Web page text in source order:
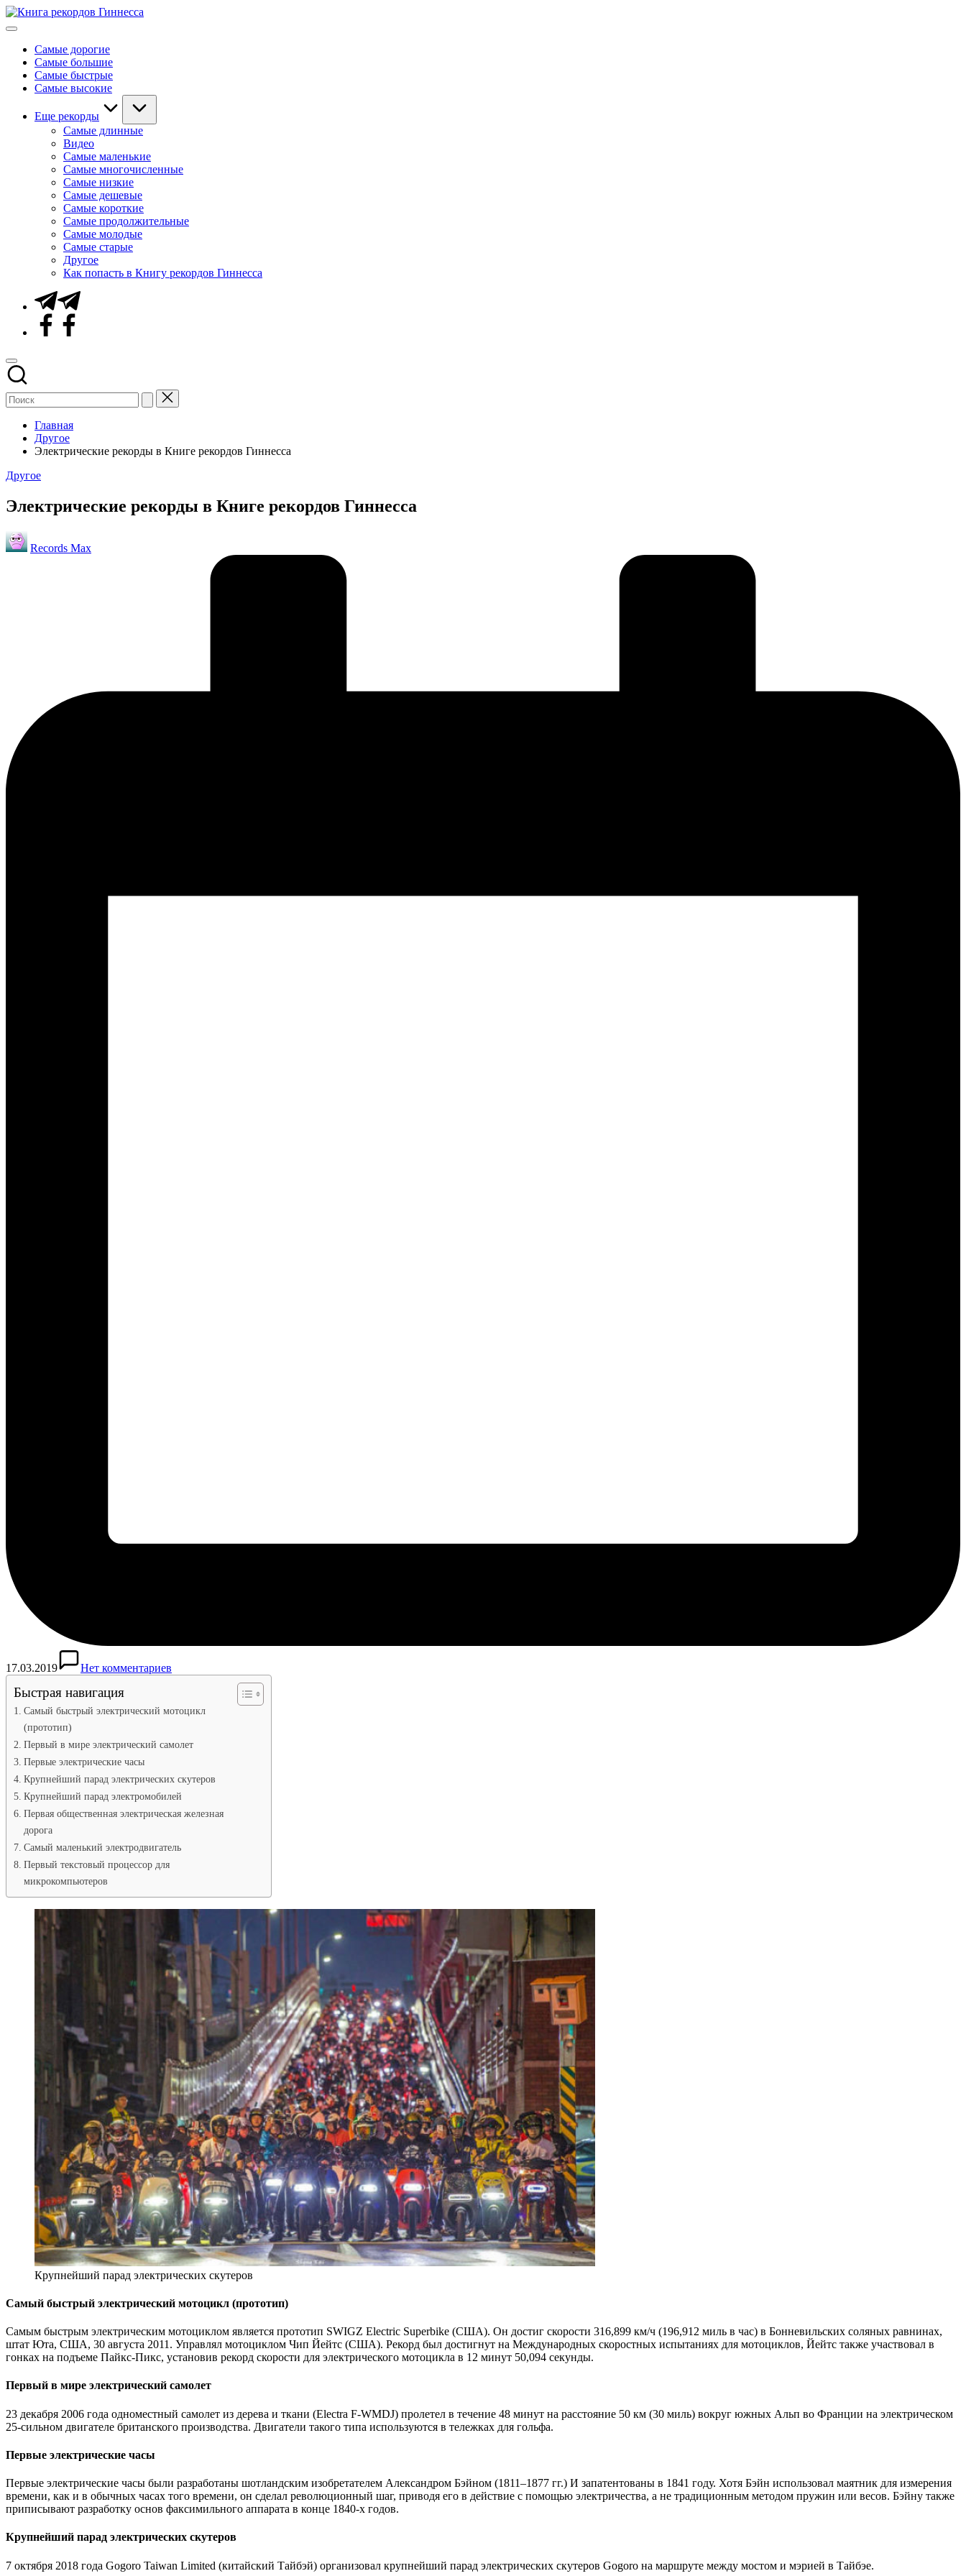
Перейти
к
Мировые
ГиннессаСамые дорогие
Самые большие
Самые быстрые
Самые высокие
Еще рекорды
Самые длинные
Видео
Самые маленькие
Самые многочисленные
Самые низкие
Самые дешевые
Самые короткие
Самые продолжительные
Самые молодые
Самые старые
Другое
Как попасть в Книгу рекордов Гиннесса
Telegram
Facebook
Главная
Другое
Электрические рекорды в Книге рекордов Гиннесса
Опубликовано
Другое
Электрические рекорды в Книге рекордов Гиннесса
Запись
от
Records Max
17.03.2019 Нет комментариев
Быстрая навигация
Самый быстрый электрический мотоцикл
(прототип)
Первый в мире электрический самолет
Первые электрические часы
Крупнейший парад электрических скутеров
Крупнейший парад электромобилей
Первая общественная электрическая железная
дорога
Самый маленький электродвигатель
Первый текстовый процессор для
микрокомпьютеров
Крупнейший парад электрических скутеров
Самый быстрый электрический мотоцикл (прототип)
Самым быстрым электрическим мотоциклом является прототип SWIGZ Electric Superbike (США). Он достиг скорости 316,899 км/ч (196,912 миль в час) в Бонневильских соляных равнинах,
штат Юта, США, 30 августа 2011. Управлял мотоциклом Чип Йейтс (США). Рекорд был достигнут на Международных скоростных испытаниях для мотоциклов, Йейтс также участвовал в
гонках на подъеме Пайкс-Пикс, установив рекорд скорости для электрического мотоцикла в 12 минут 50,094 секунды.
Первый в мире электрический самолет
23 декабря 2006 года одноместный самолет из дерева и ткани (Electra F-WMDJ) пролетел в течение 48 минут на расстояние 50 км (30 миль) вокруг южных Альп во Франции на электрическом
25-сильном двигателе британского производства. Двигатели такого типа используются в тележках для гольфа.
Первые электрические часы
Первые электрические часы были разработаны шотландским изобретателем Александром Бэйном (1811–1877 гг.) И запатентованы в 1841 году. Хотя Бэйн использовал маятник для измерения
времени, как и в обычных часах того времени, он сделал революционный шаг, приводя его в действие с помощью электричества, а не традиционным методом пружин или весов. Бэйну также
приписывают разработку основ факсимильного аппарата в конце 1840-х годов.
Крупнейший парад электрических скутеров
7 октября 2018 года Gogoro Taiwan Limited (китайский Тайбэй) организовал крупнейший парад электрических скутеров Gogoro на маршруте между мостом и мэрией в Тайбэе.